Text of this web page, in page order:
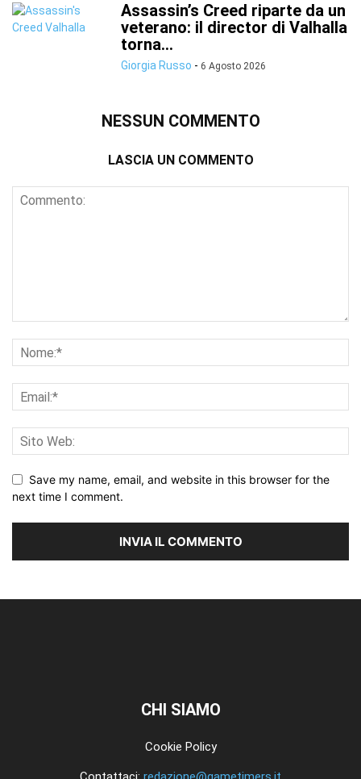
Assassin’s Creed riparte da un
veterano: il director di Valhalla
torna...
Giorgia Russo - 6 Agosto 2026
NESSUN COMMENTO
LASCIA UN COMMENTO
Save my name, email, and website in this browser for the
next time I comment.
CHI SIAMO
Cookie Policy